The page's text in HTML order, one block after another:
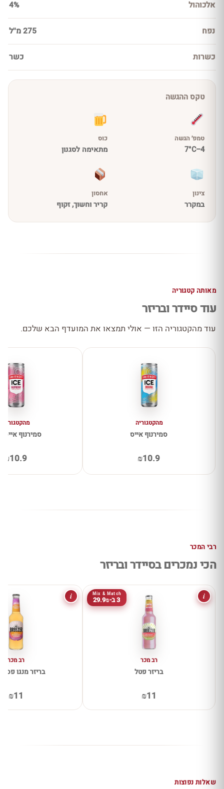
אלכוהול 4%
נפח 275 מ''ל
כשרות כשר
טקס ההגשה
טמפ׳ הגשה
4–7°C
כוס
מתאימה לסגנון
צינון
במקרר
אחסון
קריר וחשוך, זקוף
מאותה קטגוריה
עוד סיידר ובריזר
עוד מהקטגוריה הזו — אולי תמצאו את המועדף הבא שלכם.
מהקטגוריה
סמירנוף אייס
₪10.9
מהקטגוריה
סמירנוף אייס
₪10.9
רבי המכר
הכי נמכרים בסיידר ובריזר
רב מכר
בריזר פטל
₪11
Mix & Match
3 ב-29.9₪ i
רב מכר
בריזר מנגו
₪11
i
שאלות נפוצות